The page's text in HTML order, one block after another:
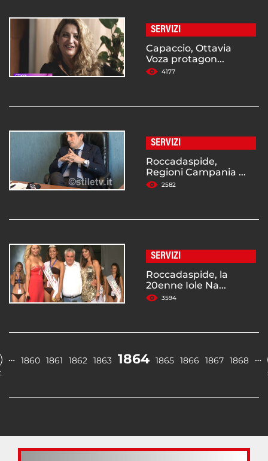
SERVIZI
Capaccio, Ottavia
Voza protagon...
4177
SERVIZI
Roccadaspide,
Regioni Campania ...
2582
SERVIZI
Roccadaspide, la
20enne Iole Na...
3594
… 1860 1861 1862 1863 1864 1865 1866 1867 1868 …